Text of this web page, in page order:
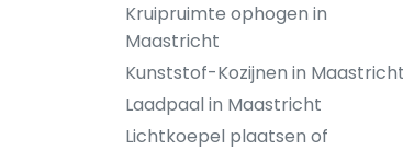
Kruipruimte ophogen in
Maastricht
Kunststof-Kozijnen in Maastricht
Laadpaal in Maastricht
Lichtkoepel plaatsen of